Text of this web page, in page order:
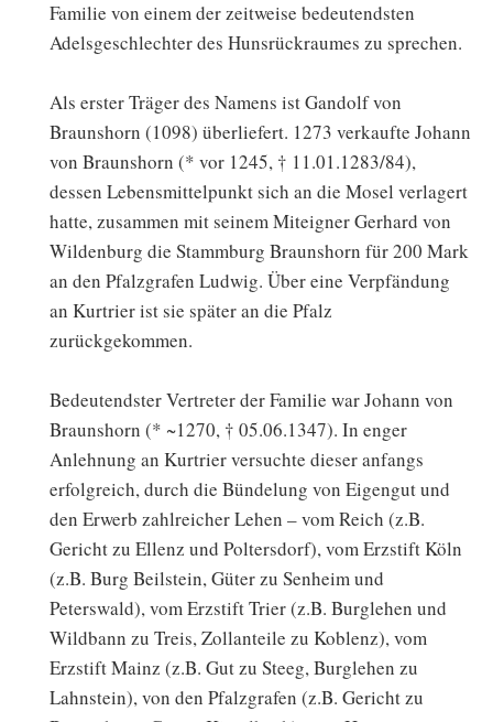
Familie von einem der zeitweise bedeutendsten
Adelsgeschlechter des Hunsrückraumes zu sprechen.
Als erster Träger des Namens ist Gandolf von
Braunshorn (1098) überliefert. 1273 verkaufte Johann
von Braunshorn (* vor 1245, † 11.01.1283/84),
dessen Lebensmittelpunkt sich an die Mosel verlagert
hatte, zusammen mit seinem Miteigner Gerhard von
Wildenburg die Stammburg Braunshorn für 200 Mark
an den Pfalzgrafen Ludwig. Über eine Verpfändung
an Kurtrier ist sie später an die Pfalz
zurückgekommen.
Bedeutendster Vertreter der Familie war Johann von
Braunshorn (* ~1270, † 05.06.1347). In enger
Anlehnung an Kurtrier versuchte dieser anfangs
erfolgreich, durch die Bündelung von Eigengut und
den Erwerb zahlreicher Lehen – vom Reich (z.B.
Gericht zu Ellenz und Poltersdorf), vom Erzstift Köln
(z.B. Burg Beilstein, Güter zu Senheim und
Peterswald), vom Erzstift Trier (z.B. Burglehen und
Wildbann zu Treis, Zollanteile zu Koblenz), vom
Erzstift Mainz (z.B. Gut zu Steeg, Burglehen zu
Lahnstein), von den Pfalzgrafen (z.B. Gericht zu